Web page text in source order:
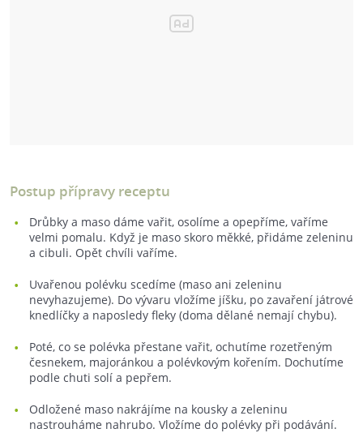
Postup přípravy receptu
Drůbky a maso dáme vařit, osolíme a opepříme, vaříme
velmi pomalu. Když je maso skoro měkké, přidáme zeleninu
a cibuli. Opět chvíli vaříme.
Uvařenou polévku scedíme (maso ani zeleninu
nevyhazujeme). Do vývaru vložíme jíšku, po zavaření játrové
knedlíčky a naposledy fleky (doma dělané nemají chybu).
Poté, co se polévka přestane vařit, ochutíme rozetřeným
česnekem, majoránkou a polévkovým kořením. Dochutíme
podle chuti solí a pepřem.
Odložené maso nakrájíme na kousky a zeleninu
nastrouháme nahrubo. Vložíme do polévky při podávání.